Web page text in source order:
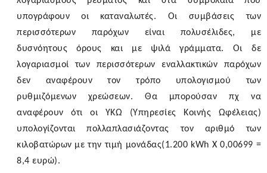
υπογράφουν οι καταναλωτές. Οι συμβάσεις των
περισσότερων παρόχων είναι πολυσέλιδες, με
δυσνόητους όρους και με ψιλά γράμματα. Οι δε
λογαριασμοί των περισσότερων εναλλακτικών παρόχων
δεν αναφέρουν τον τρόπο υπολογισμού των
ρυθμιζόμενων χρεώσεων. Θα μπορούσαν πχ να
αναφέρουν ότι οι ΥΚΩ (Υπηρεσίες Κοινής Ωφέλειας)
υπολογίζονται πολλαπλασιάζοντας τον αριθμό των
κιλοβατώρων με την τιμή μονάδας(1.200 kWh X 0,00699 =
8,4 ευρώ).